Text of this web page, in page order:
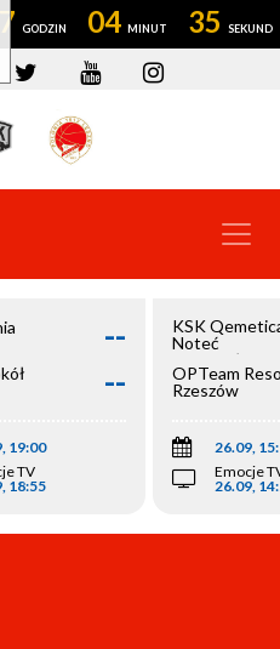
17 04 35
--
--
19:00
TV
18:55
KSK
Noteć
Inowrocław
OPTeam
Rzeszów
26.09,
Emocje
26.09,